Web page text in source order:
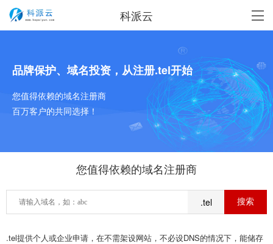
科派云
品牌保护、域名投资，从注册.tel开始
您值得依赖的域名注册商
百万客户的共同选择！
您值得依赖的域名注册商
.tel
.tel提供个人或企业申请，在不需架设网站，不必设DNS的情况下，能储存